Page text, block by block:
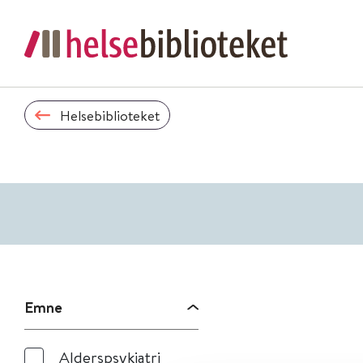
Helsebiblioteket
Emne
Alderspsykiatri